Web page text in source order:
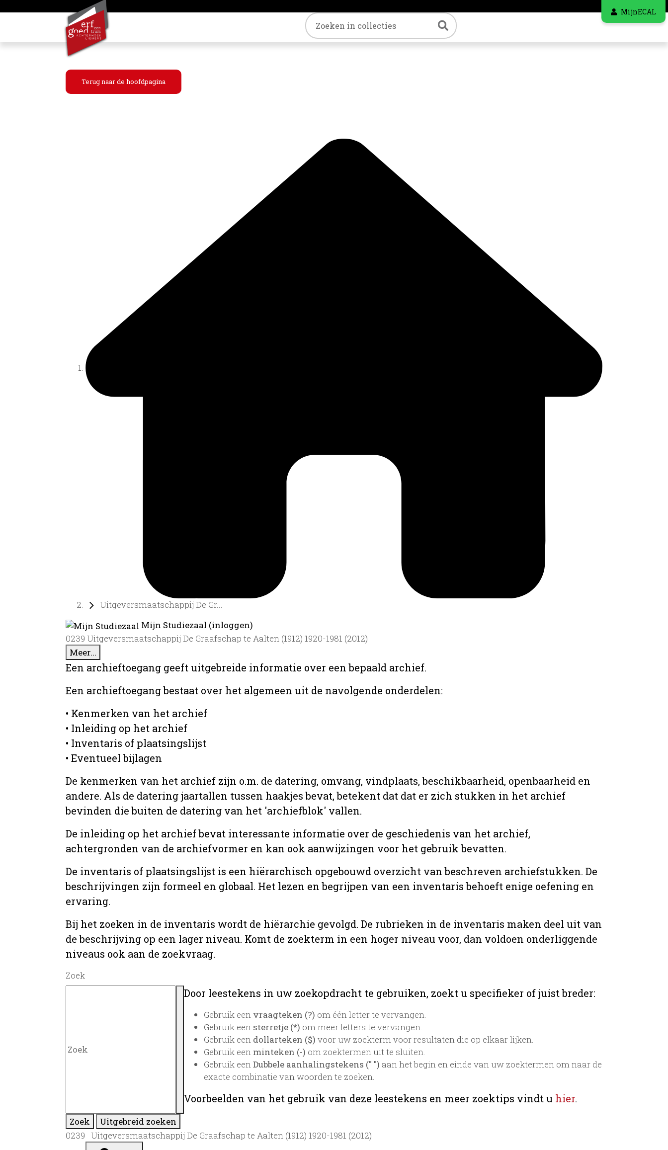
MijnECAL
Trefwoord Zoeken
Terug naar de hoofdpagina
Uitgeversmaatschappij De Gr...
Mijn Studiezaal (inloggen)
0239 Uitgeversmaatschappij De Graafschap te Aalten (1912) 1920-1981 (2012)
Meer...
Een archieftoegang geeft uitgebreide informatie over een bepaald archief.
Een archieftoegang bestaat over het algemeen uit de navolgende onderdelen:
• Kenmerken van het archief
• Inleiding op het archief
• Inventaris of plaatsingslijst
• Eventueel bijlagen
De kenmerken van het archief zijn o.m. de datering, omvang, vindplaats, beschikbaarheid, openbaarheid en
andere. Als de datering jaartallen tussen haakjes bevat, betekent dat dat er zich stukken in het archief
bevinden die buiten de datering van het 'archiefblok' vallen.
De inleiding op het archief bevat interessante informatie over de geschiedenis van het archief,
achtergronden van de archiefvormer en kan ook aanwijzingen voor het gebruik bevatten.
De inventaris of plaatsingslijst is een hiërarchisch opgebouwd overzicht van beschreven archiefstukken. De
beschrijvingen zijn formeel en globaal. Het lezen en begrijpen van een inventaris behoeft enige oefening en
ervaring.
Bij het zoeken in de inventaris wordt de hiërarchie gevolgd. De rubrieken in de inventaris maken deel uit van
de beschrijving op een lager niveau. Komt de zoekterm in een hoger niveau voor, dan voldoen onderliggende
niveaus ook aan de zoekvraag.
Zoek
Door leestekens in uw zoekopdracht te gebruiken, zoekt u specifieker of juist breder:
Gebruik een vraagteken (?) om één letter te vervangen.
Gebruik een sterretje (*) om meer letters te vervangen.
Gebruik een dollarteken ($) voor uw zoekterm voor resultaten die op elkaar lijken.
Gebruik een minteken (-) om zoektermen uit te sluiten.
Gebruik eenDubbele aanhalingstekens (" ") aan het begin en einde van uw zoektermen om naar de
exacte combinatie van woorden te zoeken.
Voorbeelden van het gebruik van deze leestekens en meer zoektips vindt u hier.
Zoek
Uitgebreid zoeken
0239 Uitgeversmaatschappij De Graafschap te Aalten (1912) 1920-1981 (2012)